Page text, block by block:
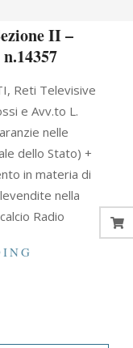
II –
Reti Televisive
e Avv.to L.
nelle
dello Stato) +
in materia di
nella
Radio